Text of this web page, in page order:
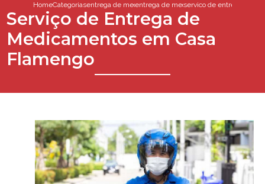
HomeCategoriasentrega de medicamentosentrega de medicamentos controlados
servico de entrega de
Serviço de Entrega de
Medicamentos em Casa
Flamengo